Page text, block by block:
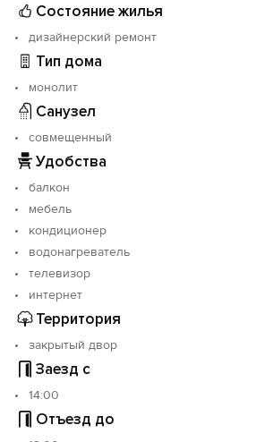
Состояние жилья
дизайнерский ремонт
Тип дома
монолит
Санузел
совмещенный
Удобства
балкон
мебель
кондиционер
водонагреватель
телевизор
интернет
Территория
закрытый двор
Заезд с
14:00
Отъезд до